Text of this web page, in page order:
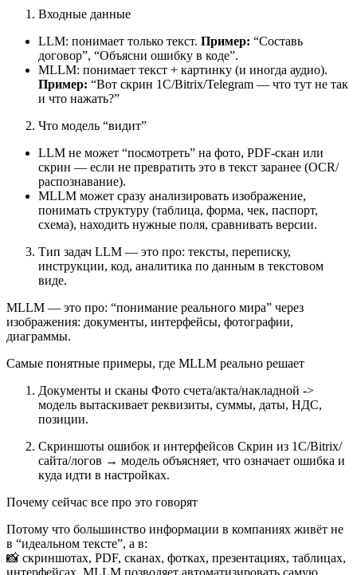
Входные данные
LLM: понимает только текст. Пример: “Составь
договор”, “Объясни ошибку в коде”.
MLLM: понимает текст + картинку (и иногда аудио).
Пример: “Вот скрин 1С/Bitrix/Telegram — что тут не так
и что нажать?”
Что модель “видит”
LLM не может “посмотреть” на фото, PDF-скан или
скрин — если не превратить это в текст заранее (OCR/
распознавание).
MLLM может сразу анализировать изображение,
понимать структуру (таблица, форма, чек, паспорт,
схема), находить нужные поля, сравнивать версии.
Тип задач LLM — это про: тексты, переписку,
инструкции, код, аналитика по данным в текстовом
виде.
MLLM — это про: “понимание реального мира” через
изображения: документы, интерфейсы, фотографии,
диаграммы.
Самые понятные примеры, где MLLM реально решает
Документы и сканы Фото счета/акта/накладной ->
модель вытаскивает реквизиты, суммы, даты, НДС,
позиции.
Скриншоты ошибок и интерфейсов Скрин из 1С/Bitrix/
сайта/логов → модель объясняет, что означает ошибка и
куда идти в настройках.
Почему сейчас все про это говорят
Потому что большинство информации в компаниях живёт не
в “идеальном тексте”, а в:
📸 скриншотах, PDF, сканах, фотках, презентациях, таблицах,